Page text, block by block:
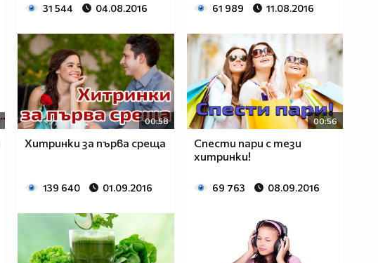
31 544 04.08.2016 61 989 11.08.2016
00:58
Хитринки за първа среща
139 640 01.09.2016
00:56
Спести пари с тези
хитринки!
69 763 08.09.2016